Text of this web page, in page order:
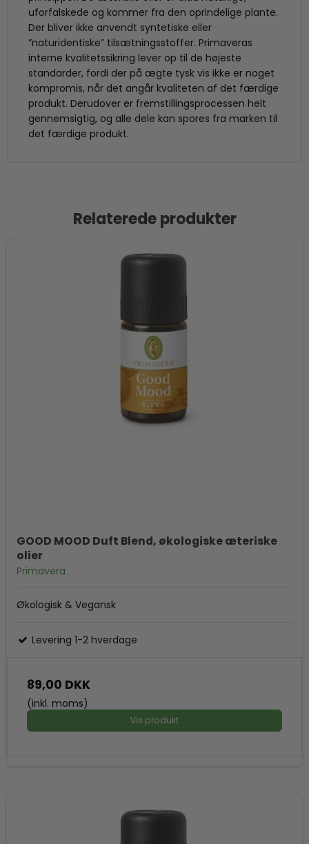
uforfalskede og kommer fra den oprindelige plante.
Der bliver ikke anvendt syntetiske eller
”naturidentiske” tilsætningsstoffer. Primaveras
interne kvalitetssikring lever op til de højeste
standarder, fordi der på ægte tysk vis ikke er noget
kompromis, når det angår kvaliteten af det færdige
produkt. Derudover er fremstillingsprocessen helt
gennemsigtig, og alle dele kan spores fra marken til
det færdige produkt.
Relaterede produkter
GOOD MOOD Duft Blend, økologiske æteriske
olier
Primavera
Økologisk & Vegansk
Levering 1-2 hverdage
89,00 DKK
(inkl. moms)
Vis produkt